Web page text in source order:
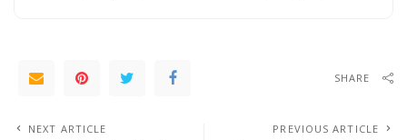
SHARE
PREVIOUS ARTICLE
NEXT ARTICLE